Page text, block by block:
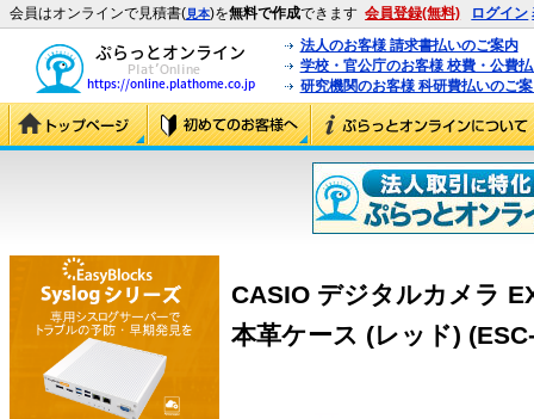
会員はオンラインで見積書(見本)を無料で作成できます 会員登録(無料) ログイン
法人のお客様 請求書払いのご案内
学校・官公庁のお客様 校費・公費
研究機関のお客様 科研費払いのご
CASIO デジタルカメラ
本革ケース (レッド)